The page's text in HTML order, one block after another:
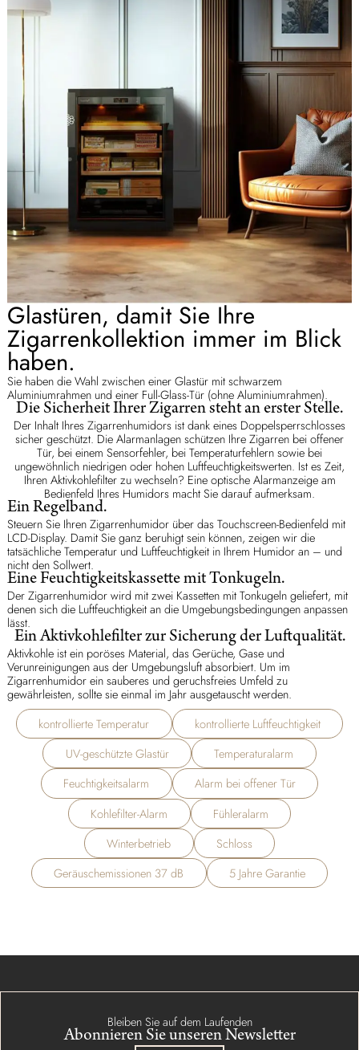
Glastüren, damit Sie Ihre
Zigarrenkollektion immer im Blick
haben.
Sie haben die Wahl zwischen einer Glastür mit schwarzem
Aluminiumrahmen und einer Full-Glass-Tür (ohne Aluminiumrahmen).
Die Sicherheit Ihrer Zigarren steht an erster Stelle.
Der Inhalt Ihres Zigarrenhumidors ist dank eines Doppelsperrschlosses
sicher geschützt. Die Alarmanlagen schützen Ihre Zigarren bei offener
Tür, bei einem Sensorfehler, bei Temperaturfehlern sowie bei
ungewöhnlich niedrigen oder hohen Luftfeuchtigkeitswerten. Ist es Zeit,
Ihren Aktivkohlefilter zu wechseln? Eine optische Alarmanzeige am
Bedienfeld Ihres Humidors macht Sie darauf aufmerksam.
Ein Regelband.
Steuern Sie Ihren Zigarrenhumidor über das Touchscreen-Bedienfeld mit
LCD-Display. Damit Sie ganz beruhigt sein können, zeigen wir die
tatsächliche Temperatur und Luftfeuchtigkeit in Ihrem Humidor an – und
nicht den Sollwert.
Eine Feuchtigkeitskassette mit Tonkugeln.
Der Zigarrenhumidor wird mit zwei Kassetten mit Tonkugeln geliefert, mit
denen sich die Luftfeuchtigkeit an die Umgebungsbedingungen anpassen
lässt.
Ein Aktivkohlefilter zur Sicherung der Luftqualität.
Aktivkohle ist ein poröses Material, das Gerüche, Gase und
Verunreinigungen aus der Umgebungsluft absorbiert. Um im
Zigarrenhumidor ein sauberes und geruchsfreies Umfeld zu
gewährleisten, sollte sie einmal im Jahr ausgetauscht werden.
kontrollierte Temperatur
kontrollierte Luftfeuchtigkeit
UV-geschützte Glastür
Temperaturalarm
Feuchtigkeitsalarm
Alarm bei offener Tür
Kohlefilter-Alarm
Fühleralarm
Winterbetrieb
Schloss
Geräuschemissionen 37 dB
5 Jahre Garantie
Bleiben Sie auf dem Laufenden
Abonnieren Sie unseren Newsletter